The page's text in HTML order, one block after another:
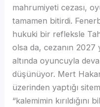
mahrumiyeti cezası,
tamamen bitirdi.
hukuki bir refleksle
olsa da, cezanın 2027
altında oyuncuyla
düşünüyor. Mert
üzerinden yaptığı
“kalemimin